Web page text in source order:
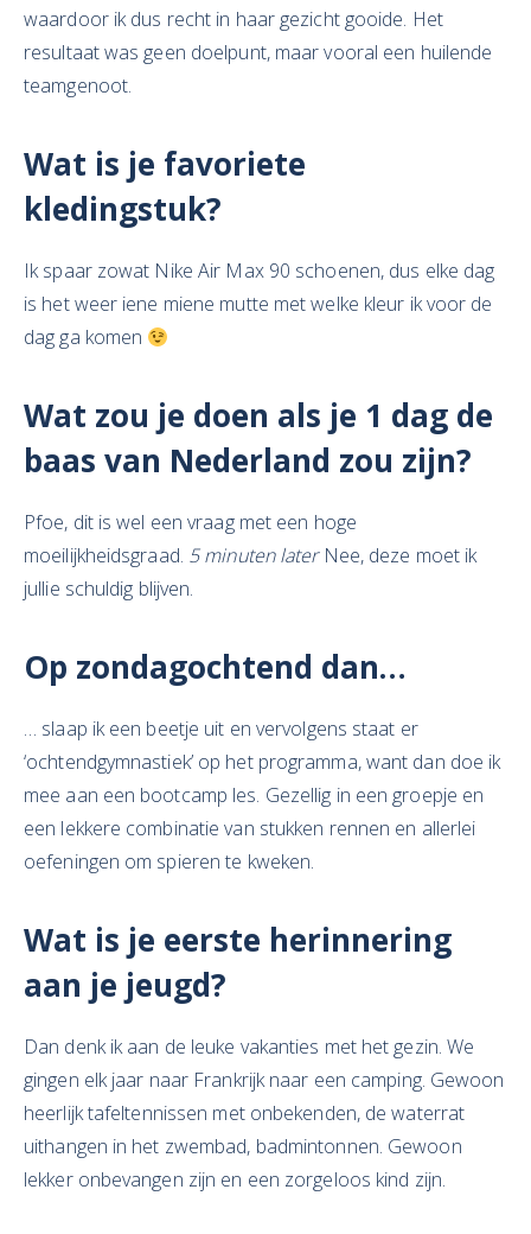
waardoor ik dus recht in haar gezicht gooide. Het
resultaat was geen doelpunt, maar vooral een huilende
teamgenoot.
Wat is je favoriete
kledingstuk?
Ik spaar zowat Nike Air Max 90 schoenen, dus elke dag
is het weer iene miene mutte met welke kleur ik voor de
dag ga komen
Wat zou je doen als je 1 dag de
baas van Nederland zou zijn?
Pfoe, dit is wel een vraag met een hoge
moeilijkheidsgraad. 5 minuten later Nee, deze moet ik
jullie schuldig blijven.
Op zondagochtend dan…
… slaap ik een beetje uit en vervolgens staat er
‘ochtendgymnastiek’ op het programma, want dan doe ik
mee aan een bootcamp les. Gezellig in een groepje en
een lekkere combinatie van stukken rennen en allerlei
oefeningen om spieren te kweken.
Wat is je eerste herinnering
aan je jeugd?
Dan denk ik aan de leuke vakanties met het gezin. We
gingen elk jaar naar Frankrijk naar een camping. Gewoon
heerlijk tafeltennissen met onbekenden, de waterrat
uithangen in het zwembad, badmintonnen. Gewoon
lekker onbevangen zijn en een zorgeloos kind zijn.